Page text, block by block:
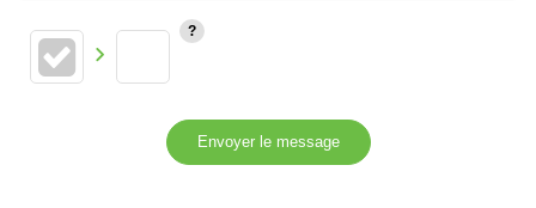
Envoyer le message